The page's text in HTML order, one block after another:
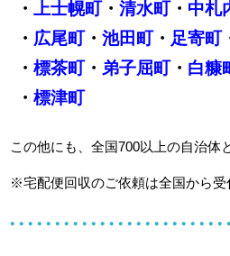
・ 上士幌町・ 清水町・ 中札
・ 広尾町・ 池田町・ 足寄町
・ 標茶町・ 弟子屈町・ 白糠
・ 標津町
この他にも、全国700以上の自治体
※宅配便回収のご依頼は全国から受